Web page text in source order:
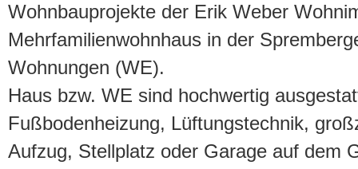
Wohnbauprojekte der Erik Weber
Mehrfamilienwohnhaus in der
Wohnungen (WE).
Haus bzw. WE sind hochwertig
Fußbodenheizung, Lüftungstechnik,
Aufzug, Stellplatz oder Garage auf dem